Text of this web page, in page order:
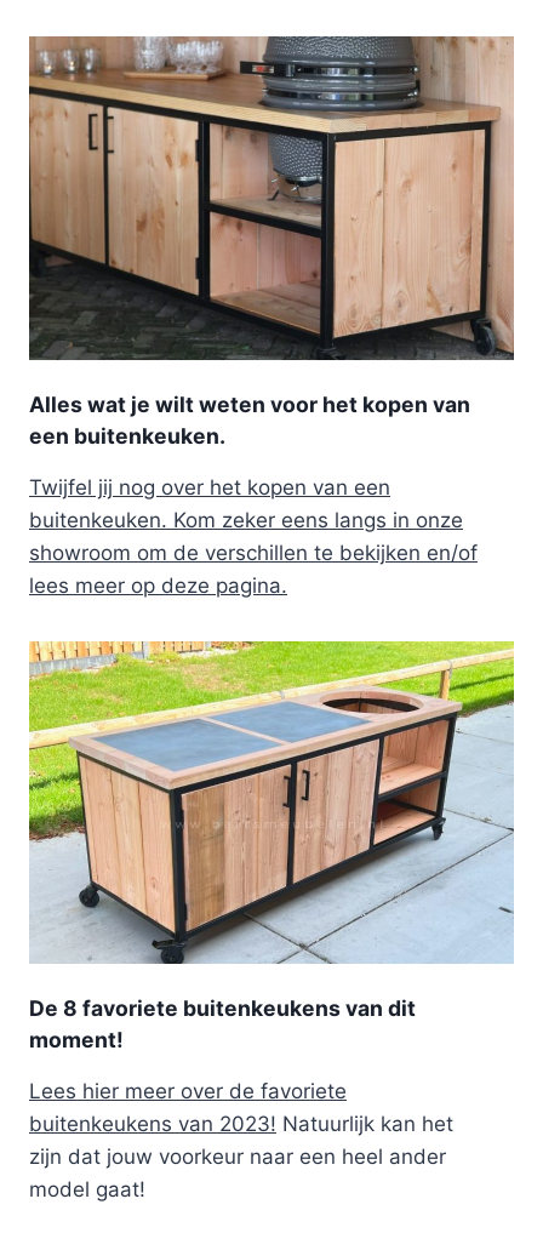
Alles wat je wilt weten voor het kopen van
een buitenkeuken.
Twijfel jij nog over het kopen van een
buitenkeuken. Kom zeker eens langs in onze
showroom om de verschillen te bekijken en/of
lees meer op deze pagina.
De 8 favoriete buitenkeukens van dit
moment!
Lees hier meer over de favoriete
buitenkeukens van 2023! Natuurlijk kan het
zijn dat jouw voorkeur naar een heel ander
model gaat!